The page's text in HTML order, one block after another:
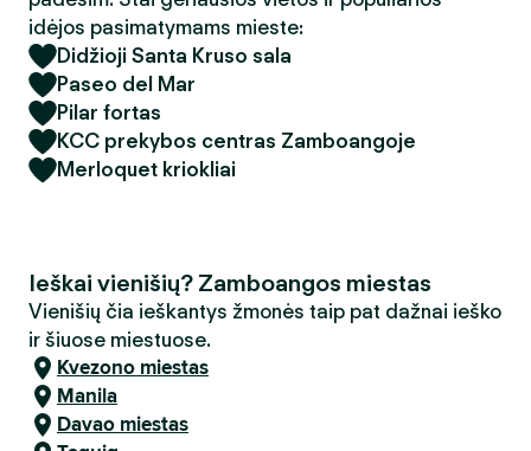
idėjos pasimatymams mieste:
Didžioji Santa Kruso sala
Paseo del Mar
Pilar fortas
KCC prekybos centras Zamboangoje
Merloquet kriokliai
Ieškai vienišių? Zamboangos miestas
Vienišių čia ieškantys žmonės taip pat dažnai ieško
ir šiuose miestuose.
Kvezono miestas
Manila
Davao miestas